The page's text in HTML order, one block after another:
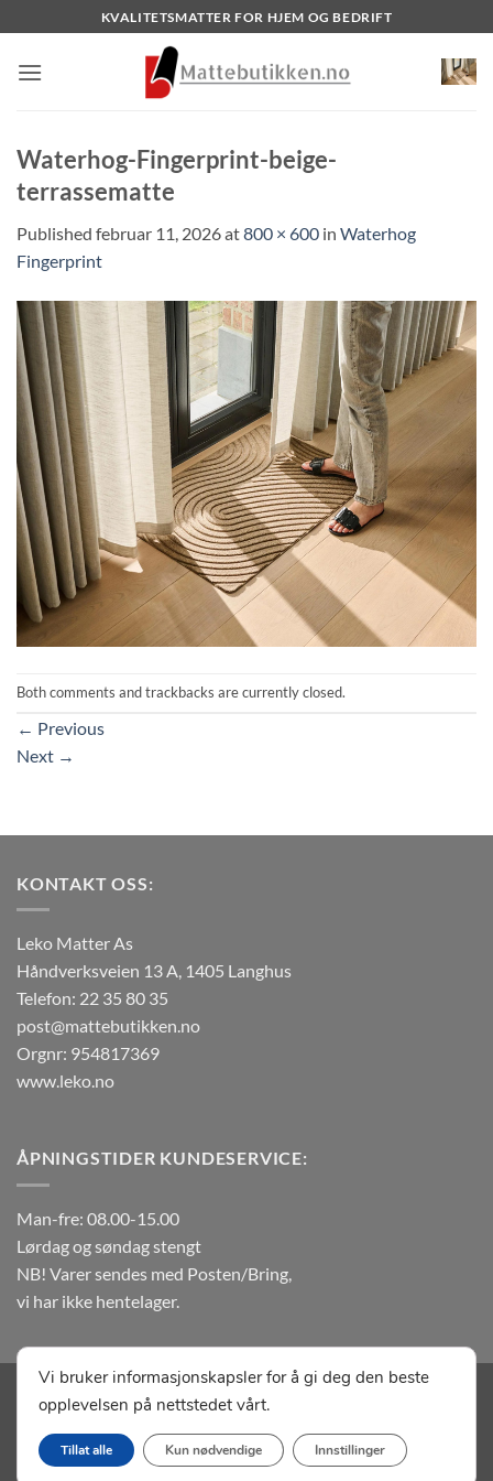
to
content
KVALITETSMATTER FOR HJEM OG BEDRIFT
Waterhog-Fingerprint-beige-
terrassematte
Published februar 11, 2026at800 × 600 in Waterhog
Fingerprint
Both comments and trackbacks are currently closed.
← Previous
Next →
KONTAKT OSS:
Leko Matter As
Håndverksveien 13 A, 1405 Langhus
Telefon: 22 35 80 35
post@mattebutikken.no
Orgnr: 954817369
www.leko.no
ÅPNINGSTIDER KUNDESERVICE:
Man-fre: 08.00-15.00
Lørdag og søndag stengt
NB! Varer sendes med Posten/Bring,
vi har ikke hentelager.
Visa MasterCardKlarna
OM MATTEBUTIKKEN.NO KONTAKT OSS SALGSBETINGELSER
Vi bruker informasjonskapsler for å gi deg den beste
opplevelsen på nettstedet vårt.
Tillat alle Kun nødvendige Innstillinger